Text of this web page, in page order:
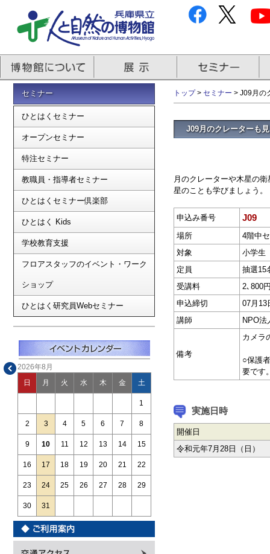
セミナー
ひとはくセミナー
オープンセミナー
特注セミナー
教職員・指導者セミナー
ひとはくセミナー倶楽部
ひとはく Kids
学校教育支援
フロアスタッフのイベント・ワーク
ショップ
ひとはく研究員Webセミナー
2026年8月
日 月 火 水 木 金 土
1
2 3 4 5 6 7 8
9 10 11 12 13 14 15
16 17 18 19 20 21 22
23 24 25 26 27 28 29
30 31
トップ> セミナー > J09月の
J09月のクレーターも
月のクレーターや木星の
星のことも学びましょう。
申込み番号 J09
場所
4階中
対象
小学生
定員
抽選15
受講料
2､800
申込締切
07月13
講師
NPO法
備考
カメラ
○保護
要です
実施日時
開催日
令和元年7月28日（日）